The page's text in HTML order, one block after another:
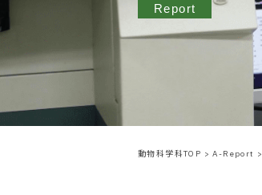
Report
動物科学科TOP >A-Report >